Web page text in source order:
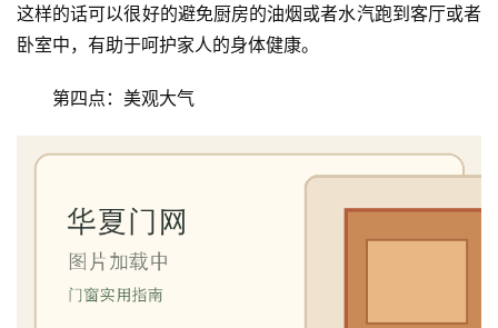
门
登录
这样的话可以很好的避免厨房的油烟或者水汽跑到客厅或者
卧室中，有助于呵护家人的身体健康。
第四点：美观大气